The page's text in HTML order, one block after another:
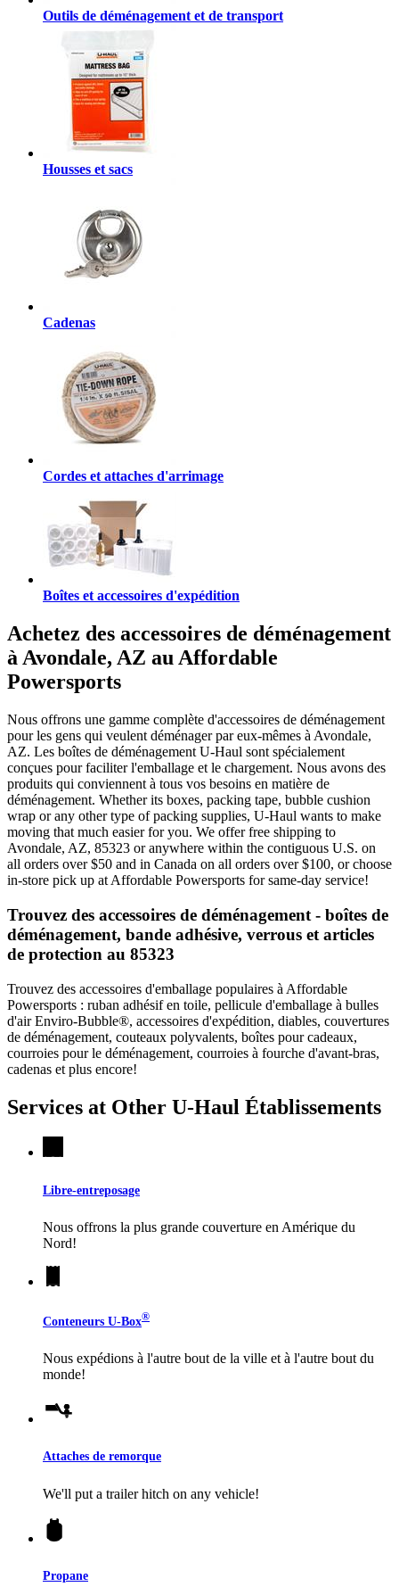
Outils de déménagement et de transport
Housses et sacs
Cadenas
Cordes et attaches d'arrimage
Boîtes et accessoires d'expédition
Achetez des accessoires de déménagement
à Avondale, AZ au Affordable
Powersports
Nous offrons une gamme complète d'accessoires de déménagement
pour les gens qui veulent déménager par eux-mêmes à Avondale,
AZ. Les boîtes de déménagement U-Haul sont spécialement
conçues pour faciliter l'emballage et le chargement. Nous avons des
produits qui conviennent à tous vos besoins en matière de
déménagement. Whether its boxes, packing tape, bubble cushion
wrap or any other type of packing supplies, U-Haul wants to make
moving that much easier for you. We offer free shipping to
Avondale, AZ, 85323 or anywhere within the contiguous U.S. on
all orders over $50 and in Canada on all orders over $100, or choose
in-store pick up at Affordable Powersports for same-day service!
Trouvez des accessoires de déménagement - boîtes de
déménagement, bande adhésive, verrous et articles
de protection au 85323
Trouvez des accessoires d'emballage populaires à Affordable
Powersports : ruban adhésif en toile, pellicule d'emballage à bulles
d'air Enviro-Bubble®, accessoires d'expédition, diables, couvertures
de déménagement, couteaux polyvalents, boîtes pour cadeaux,
courroies pour le déménagement, courroies à fourche d'avant-bras,
cadenas et plus encore!
Services at Other U-Haul Établissements
Libre-entreposage
Nous offrons la plus grande couverture en Amérique du
Nord!
Conteneurs U-Box®
Nous expédions à l'autre bout de la ville et à l'autre bout du
monde!
Attaches de remorque
We'll put a trailer hitch on any vehicle!
Propane